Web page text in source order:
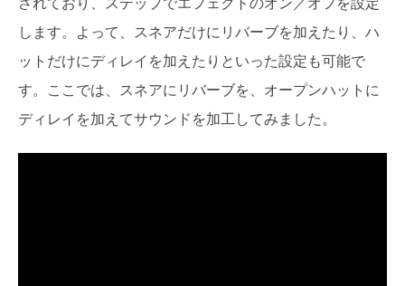
します。よって、スネアだけにリバーブを加えたり、ハ
ットだけにディレイを加えたりといった設定も可能で
す。ここでは、スネアにリバーブを、オープンハットに
ディレイを加えてサウンドを加工してみました。